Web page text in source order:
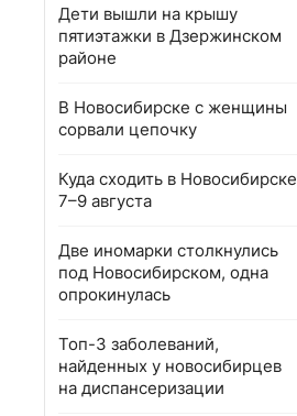
Дети вышли на крышу
пятиэтажки в Дзержинском
районе
В Новосибирске с женщины
сорвали цепочку
Куда сходить в Новосибирске
7–9 августа
Две иномарки столкнулись
под Новосибирском, одна
опрокинулась
Топ-3 заболеваний,
найденных у новосибирцев
на диспансеризации